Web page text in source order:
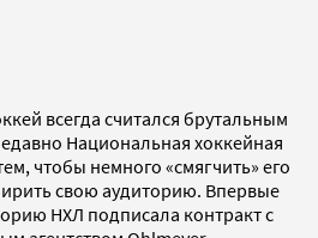
всегда считался брутальным
Национальная хоккейная
чтобы немного «смягчить» его
свою аудиторию. Впервые
НХЛ подписала контракт с